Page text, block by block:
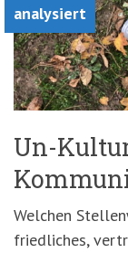
(Accesskey
'3')Zur
Suche
springen
(Accesskey
'2')
analysiert
Un-
Welchen
friedliches,